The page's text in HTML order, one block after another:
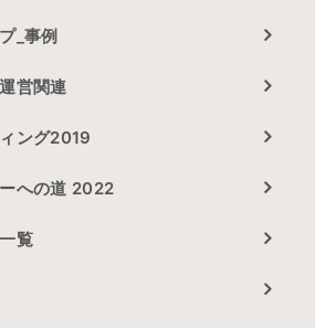
_事例
営関連
ング2019
への道 2022
覧